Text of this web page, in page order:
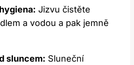
Jizvu⁤ čistěte
a vodou a⁢ pak jemně
sluncem: Sluneční